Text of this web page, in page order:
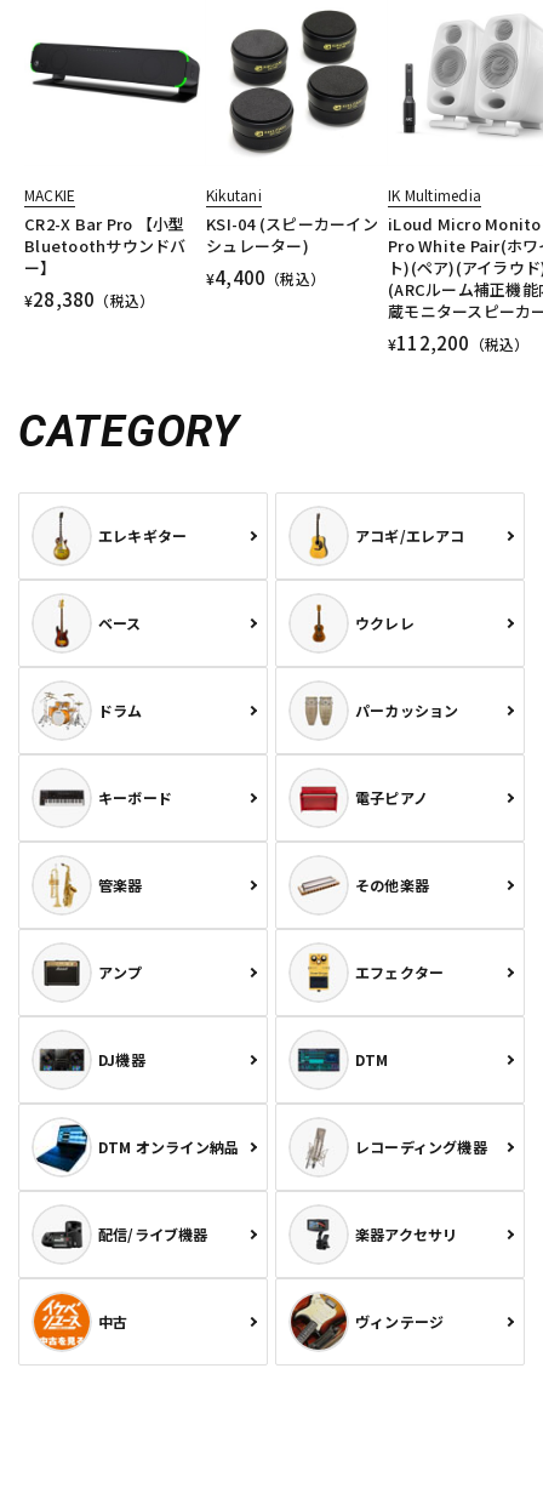
MACKIE
CR2-X Bar Pro 【小型
Bluetoothサウンドバ
ー】
¥28,380 （税込）
Kikutani
KSI-04 (スピーカーイン
シュレーター)
¥4,400 （税込）
IK Multimedia
iLoud Micro
Pro White Pair(ホワ
ト)(ペア)(アイラウ
(ARCルーム補正機能
蔵モニタースピーカ
¥112,200 （税込）
CATEGORY
エレキギター アコギ/エレアコ
ベース ウクレレ
ドラム パーカッション
キーボード 電子ピアノ
管楽器 その他楽器
アンプ エフェクター
DJ機器 DTM
DTM オンライン納品 レコーディング機器
配信/ライブ機器 楽器アクセサリ
中古 ヴィンテージ